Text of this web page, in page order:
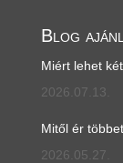
Blog
Miért lehet
2026.07.13.
Mitől ér
2026.05.27.